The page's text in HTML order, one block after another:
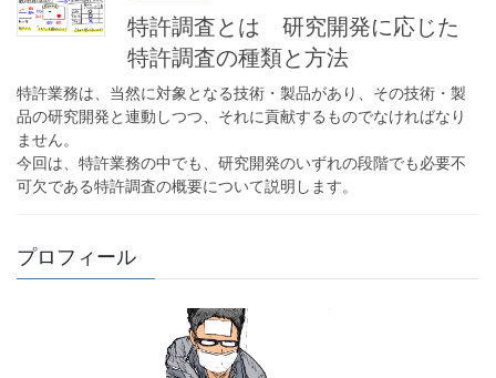
特許調査とは 研究開発に応じた
特許調査の種類と方法
特許業務は、当然に対象となる技術・製品があり、その技術・製
品の研究開発と連動しつつ、それに貢献するものでなければなり
ません。
今回は、特許業務の中でも、研究開発のいずれの段階でも必要不
可欠である特許調査の概要について説明します。
プロフィール